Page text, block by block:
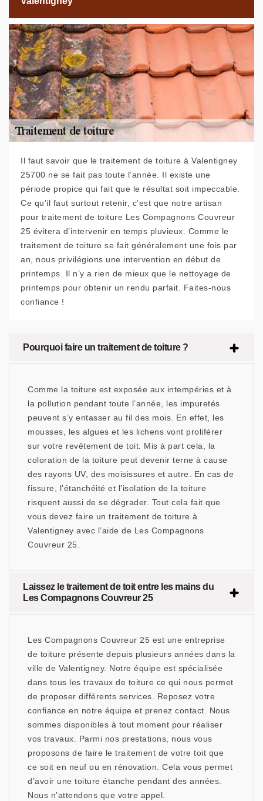
Il faut savoir que le traitement de toiture à Valentigney
25700 ne se fait pas toute l’année. Il existe une
période propice qui fait que le résultat soit impeccable.
Ce qu’il faut surtout retenir, c’est que notre artisan
pour traitement de toiture Les Compagnons Couvreur
25 évitera d’intervenir en temps pluvieux. Comme le
traitement de toiture se fait généralement une fois par
an, nous privilégions une intervention en début de
printemps. Il n’y a rien de mieux que le nettoyage de
printemps pour obtenir un rendu parfait. Faites-nous
confiance !
Pourquoi faire un traitement de toiture ?
Comme la toiture est exposée aux intempéries et à
la pollution pendant toute l’année, les impuretés
peuvent s’y entasser au fil des mois. En effet, les
mousses, les algues et les lichens vont proliférer
sur votre revêtement de toit. Mis à part cela, la
coloration de la toiture peut devenir terne à cause
des rayons UV, des moisissures et autre. En cas de
fissure, l’étanchéité et l’isolation de la toiture
risquent aussi de se dégrader. Tout cela fait que
vous devez faire un traitement de toiture à
Valentigney avec l’aide de Les Compagnons
Couvreur 25.
Laissez le traitement de toit entre les mains du
Les Compagnons Couvreur 25
Les Compagnons Couvreur 25 est une entreprise
de toiture présente depuis plusieurs années dans la
ville de Valentigney. Notre équipe est spécialisée
dans tous les travaux de toiture ce qui nous permet
de proposer différents services. Reposez votre
confiance en notre équipe et prenez contact. Nous
sommes disponibles à tout moment pour réaliser
vos travaux. Parmi nos prestations, nous vous
proposons de faire le traitement de votre toit que
ce soit en neuf ou en rénovation. Cela vous permet
d’avoir une toiture étanche pendant des années.
Nous n’attendons que votre appel.